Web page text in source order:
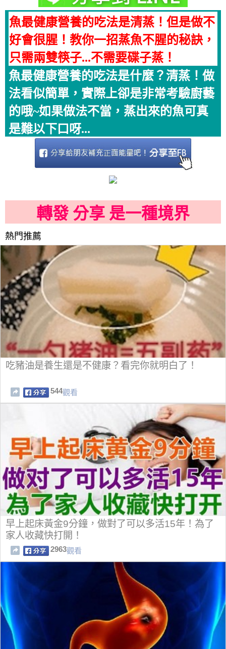
魚最健康營養的吃法是清蒸！但是做不
好會很腥！教你一招蒸魚不腥的秘訣，
只需兩雙筷子...不需要碟子蒸！
魚最健康營養的吃法是什麼？清蒸！做
法看似簡單，實際上卻是非常考驗廚藝
的哦~如果做法不當，蒸出來的魚可真
是難以下口呀...
轉發 分享 是一種境界
熱門推薦
吃豬油是養生還是不健康？看完你就明白了！
544觀看
早上起床黃金9分鐘，做對了可以多活15年！為了
家人收藏快打開！
2963觀看